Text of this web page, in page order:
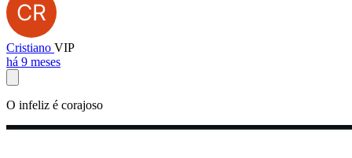
Cristiano VIP
há 9 meses
O infeliz é corajoso